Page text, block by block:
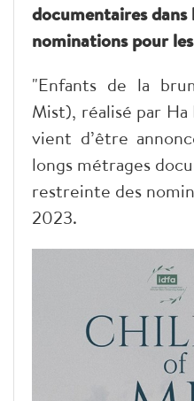
documentaires
nominations pour
"Enfants de la
Mist), réalisé par Ha
vient d’être
longs métrages
restreinte des
2023.